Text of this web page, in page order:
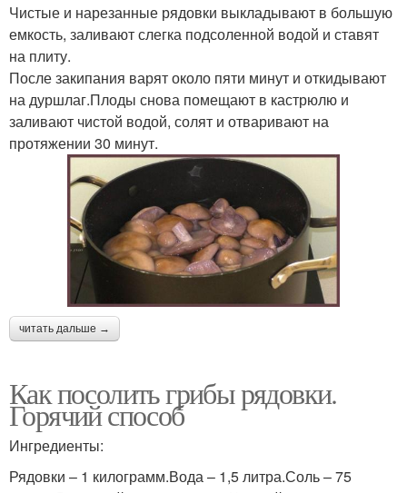
Чистые и нарезанные рядовки выкладывают в большую
емкость, заливают слегка подсоленной водой и ставят
на плиту.
После закипания варят около пяти минут и откидывают
на дуршлаг.Плоды снова помещают в кастрюлю и
заливают чистой водой, солят и отваривают на
протяжении 30 минут.
читать дальше →
Как посолить грибы рядовки.
Горячий способ
Ингредиенты:
Рядовки – 1 килограмм.Вода – 1,5 литра.Соль – 75